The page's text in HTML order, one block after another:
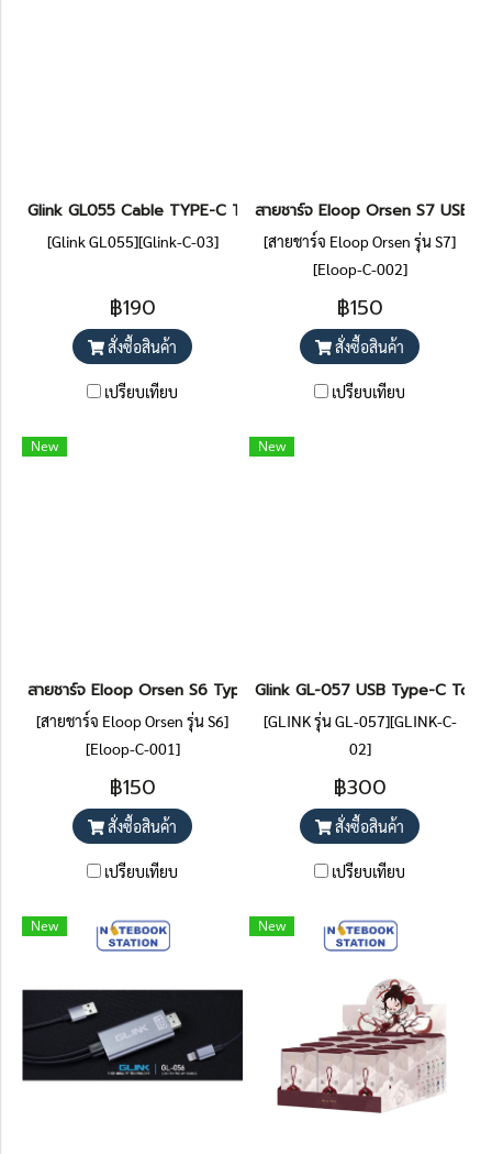
Glink GL055 Cable TYPE-C TO HDMI/HDTV UHD 4K 60Hz
[Glink GL055][Glink-C-03]
฿190
สั่งซื้อสินค้า
เปรียบเทียบ
สายชาร์จ Eloop Orsen S7 USB-
[สายชาร์จ Eloop Orsen รุ่น S7]
[Eloop-C-002]
฿150
สั่งซื้อสินค้า
เปรียบเทียบ
New
สายชาร์จ Eloop Orsen S6 Type-C to Type-C 5A ชาร์จเร็ว PD
[สายชาร์จ Eloop Orsen รุ่น S6]
[Eloop-C-001]
฿150
สั่งซื้อสินค้า
เปรียบเทียบ
New
Glink GL-057 USB Type-C To
[GLINK รุ่น GL-057][GLINK-C-
02]
฿300
สั่งซื้อสินค้า
เปรียบเทียบ
New New